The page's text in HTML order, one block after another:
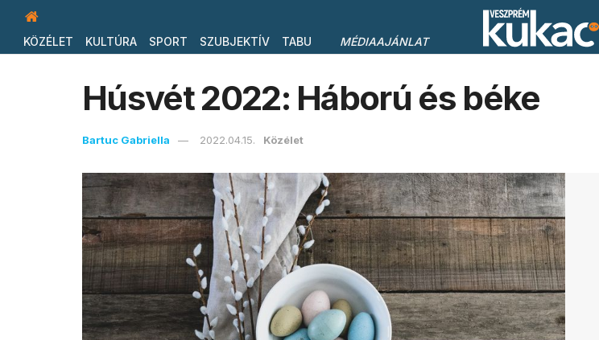
KÖZÉLET KULTÚRA SPORT SZUBJEKTÍV TABU MÉDIAAJÁNLAT
Húsvét 2022: Háború és béke
Bartuc Gabriella 2022.04.15. Közélet